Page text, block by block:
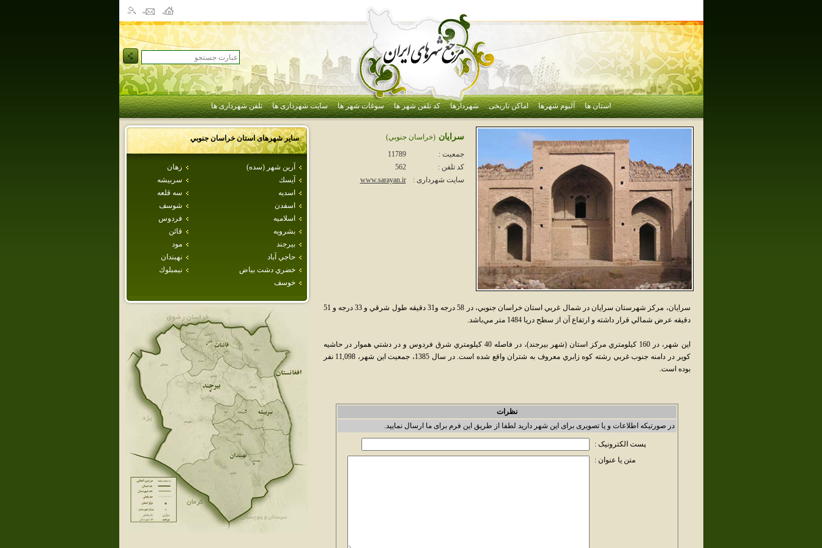
استان ها آلبوم شهرها اماکن تاریخی شهردارها کد تلفن شهر ها سوغات شهر ها سایت شهرداری ها تلفن شهرداری ها
سایر شهرهای استانخراسان جنوبي
آرين شهر (سده)
زهان
آيسك
سربيشه
اسديه
سه قلعه
اسفدن
شوسف
اسلاميه
فردوس
بشرويه
قائن
بيرجند
مود
حاجي آباد
نهبندان
خضري دشت بياض
نيمبلوك
خوسف
سرايان (خراسان جنوبي)
جمعیت :
11789
کد تلفن :
562
سایت شهرداری :
www.sarayan.ir
سرايان، مركز شهرستان سرايان در شمال غربي استان خراسان جنوبي، در 58 درجه و31 دقيقه طول شرقي و 33 درجه و 51
دقيقه عرض شمالي قرار داشته و ارتفاع آن از سطح دريا 1484 متر مي‌‌باشد.
اين شهر، در 160 کيلومتري مرکز استان (شهر بيرجند)، در فاصله 40 كيلومتري شرق فردوس و در دشتي هموار در حاشيه
کوير در دامنه جنوب غربي رشته کوه زابري معروف به شتران واقع شده است. در سال 1385، جمعيت اين شهر، 11,098 نفر
بوده است.
نظرات
در صورتیکه اطلاعات و یا تصویری برای این شهر دارید لطفا از طریق این فرم برای ما ارسال نمایید.
پست الکترونیک :
متن یا عنوان :